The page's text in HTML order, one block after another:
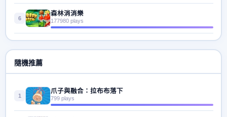
6
森林消消樂
177980 plays
隨機推薦
1
爪子與融合：拉布布落下
799 plays